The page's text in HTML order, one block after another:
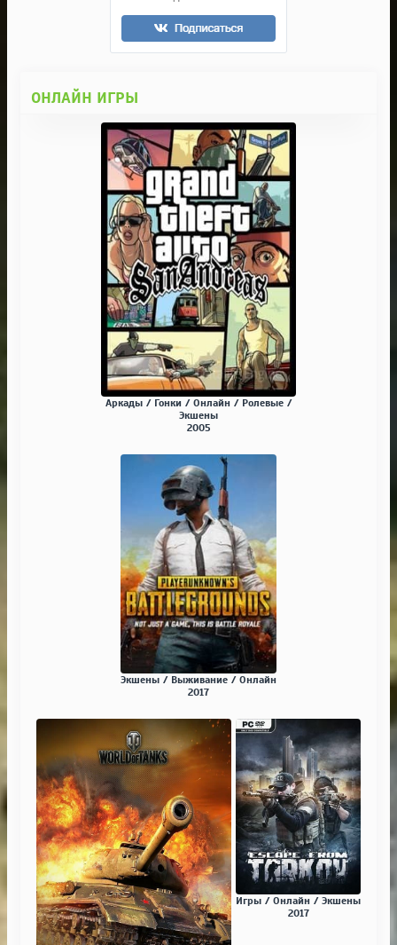
ОНЛАЙН ИГРЫ
Аркады / Гонки / Онлайн / Ролевые /
Экшены
2005
Экшены / Выживание / Онлайн
2017
Игры / Онлайн / Экшены
2017